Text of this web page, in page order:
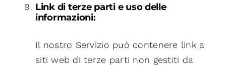
Link di terze parti e uso delle
informazioni:
Il nostro Servizio può contenere link a
siti web di terze parti non gestiti da